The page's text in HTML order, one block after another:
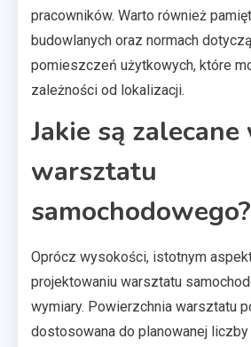
pracowników. Warto również
budowlanych oraz normach
pomieszczeń użytkowych, które
zależności od lokalizacji.
Jakie są
warsztatu
samochodowego?
Oprócz wysokości, istotnym
projektowaniu warsztatu
wymiary. Powierzchnia warsztatu
dostosowana do planowanej